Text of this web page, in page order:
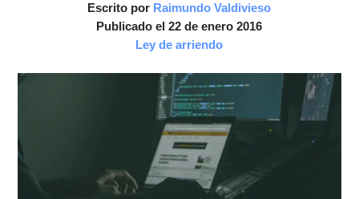
Escrito por Raimundo Valdivieso
Publicado el 22 de enero 2016
Ley de arriendo